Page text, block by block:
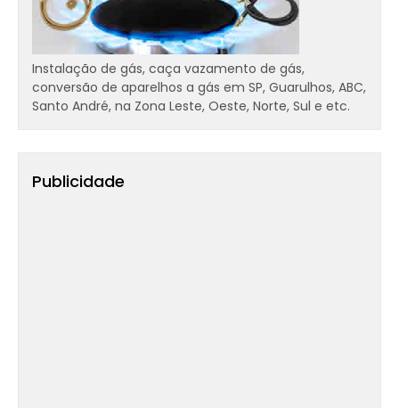
Instalação de gás, caça vazamento de gás,
conversão de aparelhos a gás em SP, Guarulhos, ABC,
Santo André, na Zona Leste, Oeste, Norte, Sul e etc.
Publicidade